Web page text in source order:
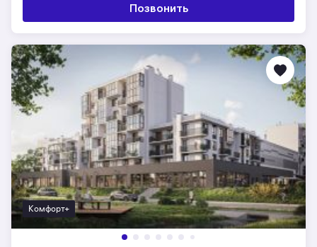
Позвонить
Комфорт+